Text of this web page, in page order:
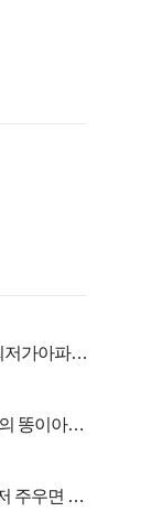
저가아파트
똥이아니
주우면 최